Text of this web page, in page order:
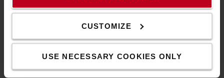
CUSTOMIZE
USE NECESSARY COOKIES ONLY
Mietstapler
Handhubwagen